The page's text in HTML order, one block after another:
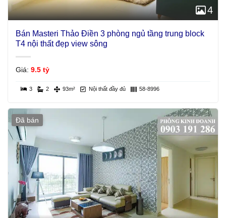
4
Bán Masteri Thảo Điền 3 phòng ngủ tầng trung block
T4 nội thất đẹp view sông
Giá: 9.5 tỷ
3 2 93m² Nội thất đầy đủ 58-8996
Đã bán